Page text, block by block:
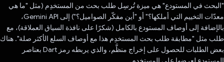
"البحث في المستودع" هي ميزة تُرسِل طلب بحث من المستخدِم (مثل "ما هي
معدّات التخييم التي أملكها؟" أو "أين مفكّر الصواميل؟") إلى Gemini API،
بالإضافة إلى أوصاف المستودع بالكامل (شكرًا على نافذة السياق العملاقة)، مع
طلب مثل "مطابقة طلب بحث المستخدِم هذا مع أوصاف السلع الأكثر صلة". هناك
بعض الطلبات للحصول على إخراج منظَّم، والذي يربطه رمز Dart بعناصر